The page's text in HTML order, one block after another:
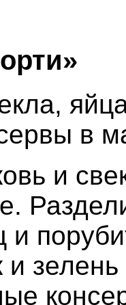
в
и
и
и